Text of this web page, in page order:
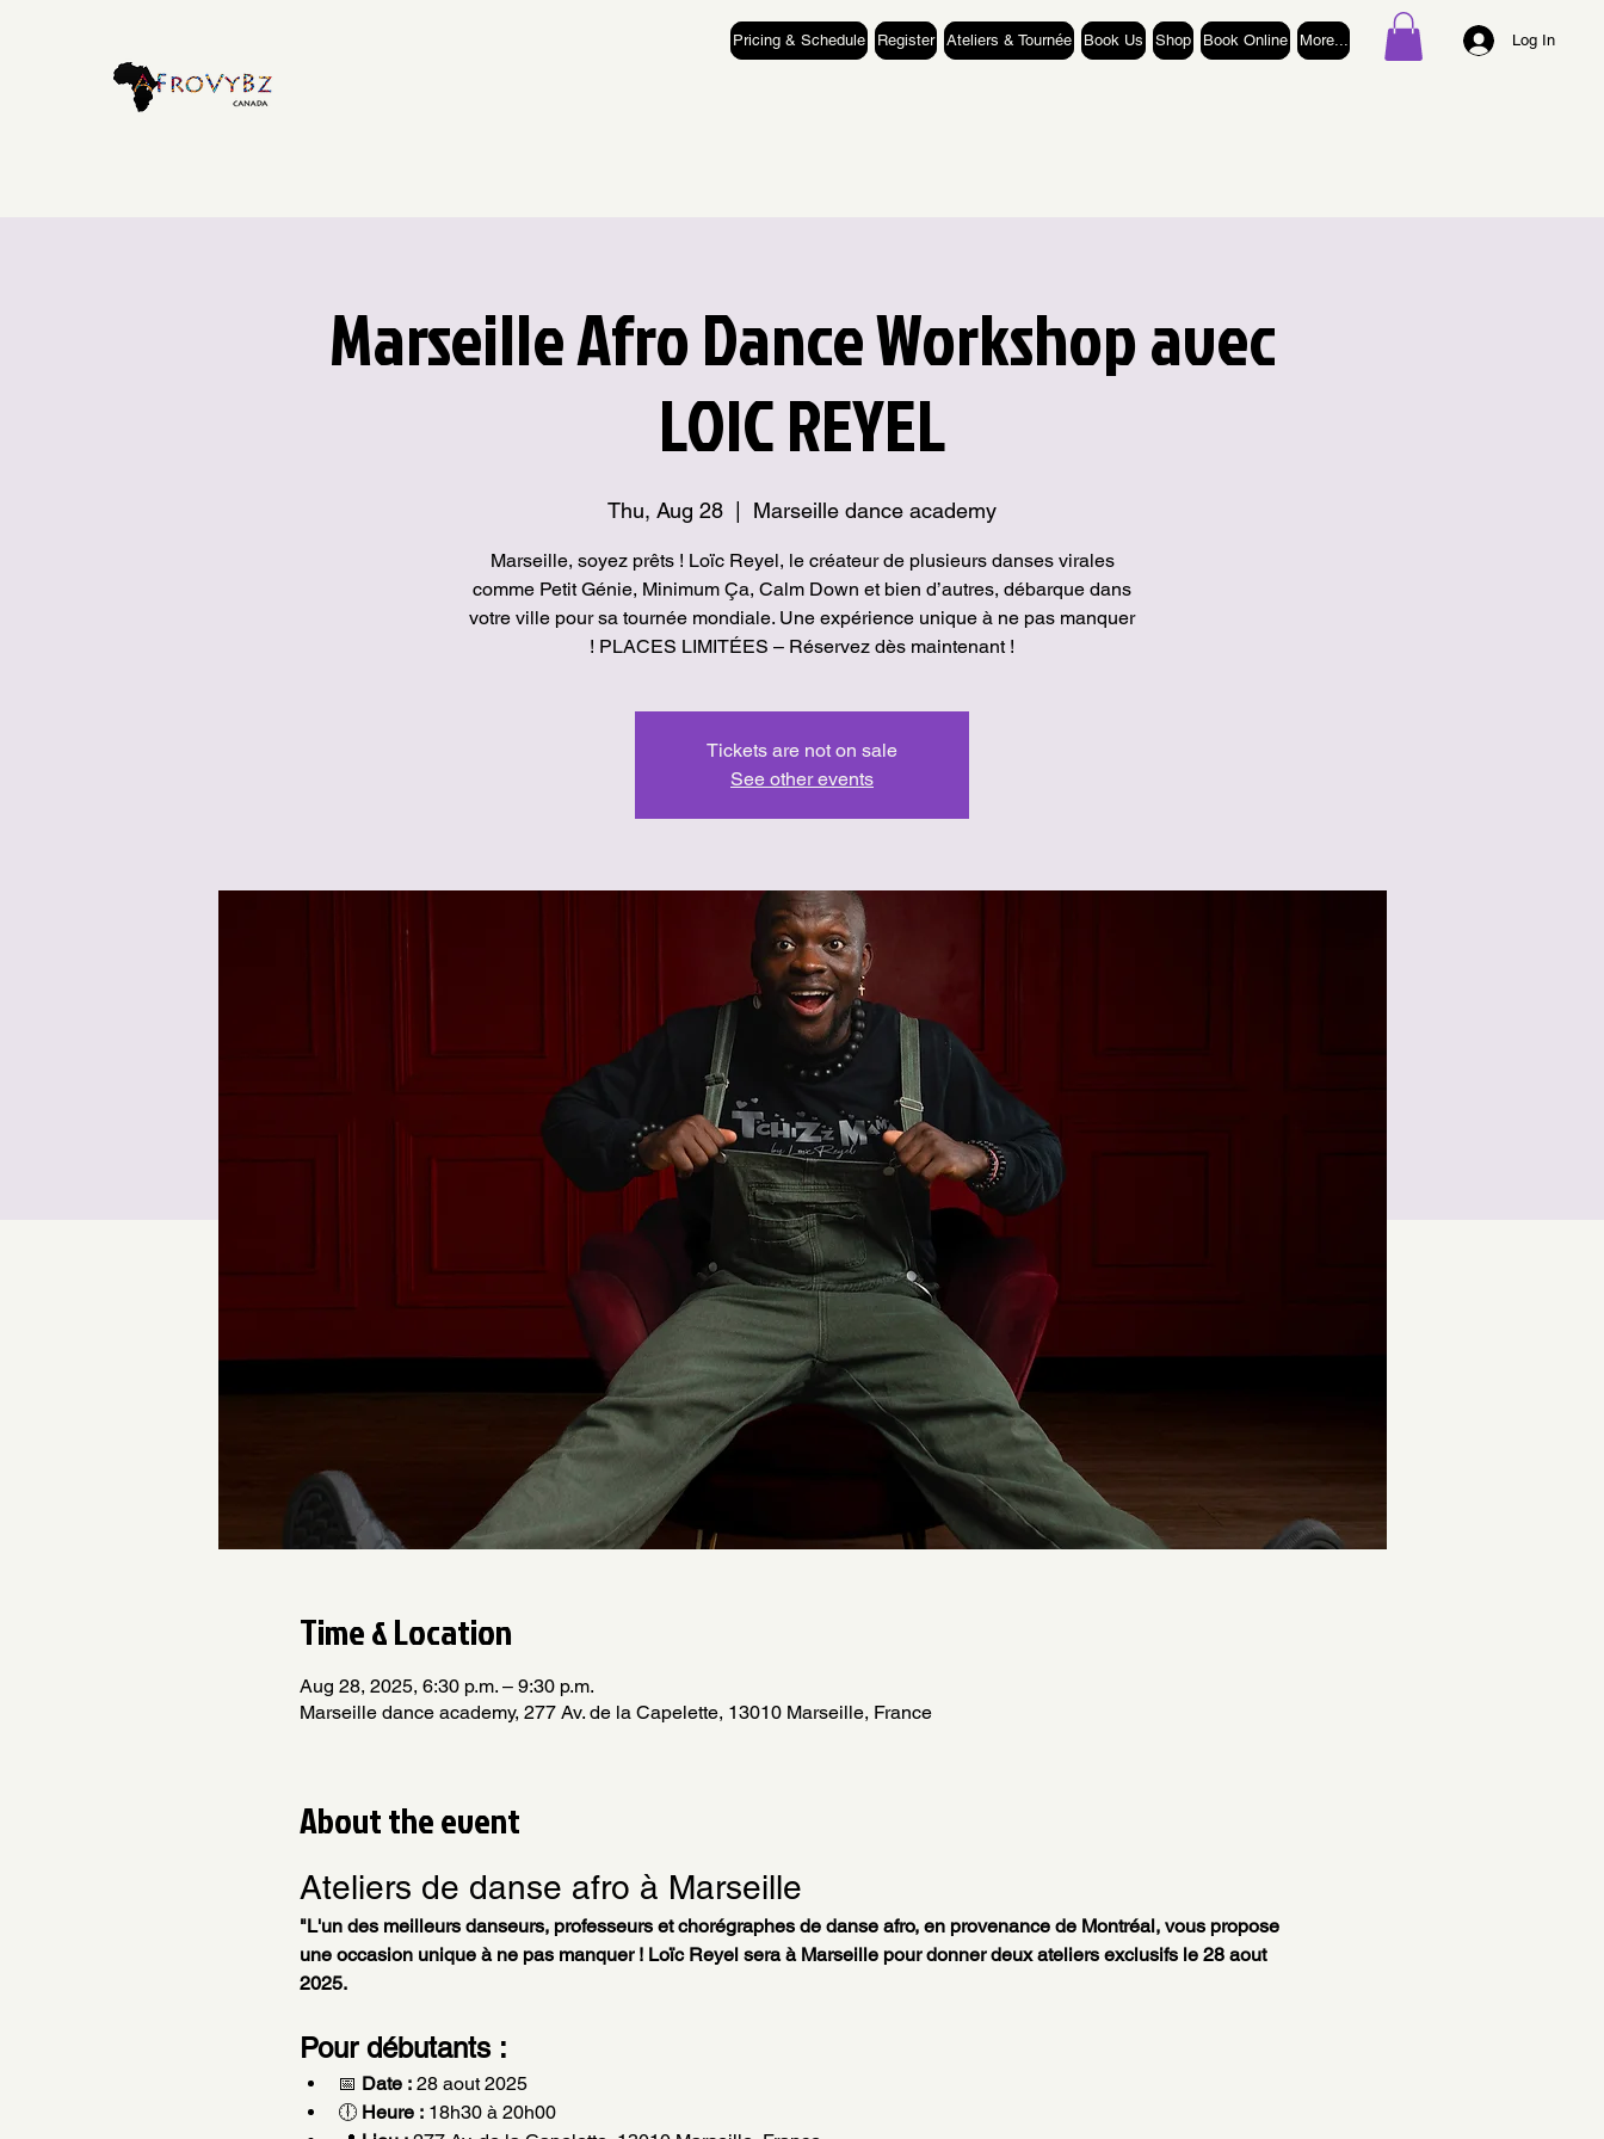
Pricing & Schedule Register Ateliers & Tournée Book Us Shop Book Online More... Log In
Marseille Afro Dance Workshop avec
LOIC REYEL
Thu, Aug 28
  |
Marseille dance academy
Marseille, soyez prêts ! Loïc Reyel, le créateur de plusieurs danses virales
comme Petit Génie, Minimum Ça, Calm Down et bien d’autres, débarque dans
votre ville pour sa tournée mondiale. Une expérience unique à ne pas manquer
Tickets are not on sale
See other events
Time & Location
Aug 28, 2025, 6:30 p.m. – 9:30 p.m.
Marseille dance academy, 277 Av. de la Capelette, 13010 Marseille, France
About the event
Ateliers de danse afro à Marseille
"L'un des meilleurs danseurs, professeurs et chorégraphes de danse afro, en provenance de Montréal, vous propose
une occasion unique à ne pas manquer ! Loïc Reyel sera à Marseille pour donner deux ateliers exclusifs le 28 aout
2025.
Pour débutants :
📅 Date : 28 aout 2025
🕕 Heure : 18h30 à 20h00